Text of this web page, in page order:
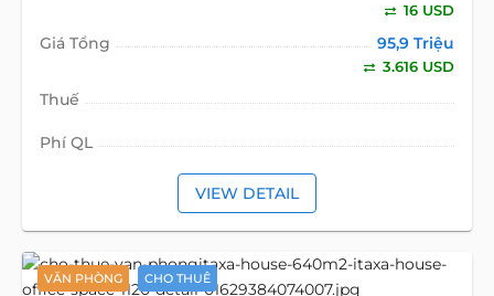
16 USD
Giá Tổng 95,9 Triệu
3.616 USD
Thuế
Phí QL
VIEW DETAIL
VĂN PHÒNG CHO THUÊ